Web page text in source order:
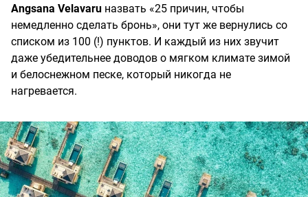
Angsana Velavaru назвать «25 причин, чтобы
немедленно сделать бронь», они тут же вернулись со
списком из 100 (!) пунктов. И каждый из них звучит
даже убедительнее доводов о мягком климате зимой
и белоснежном песке, который никогда не
нагревается.